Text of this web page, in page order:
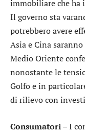
immobiliare che ha
Il governo sta
potrebbero avere
Asia e Cina
Medio Oriente
nonostante le
Golfo e in
di rilievo con
Consumatori –I